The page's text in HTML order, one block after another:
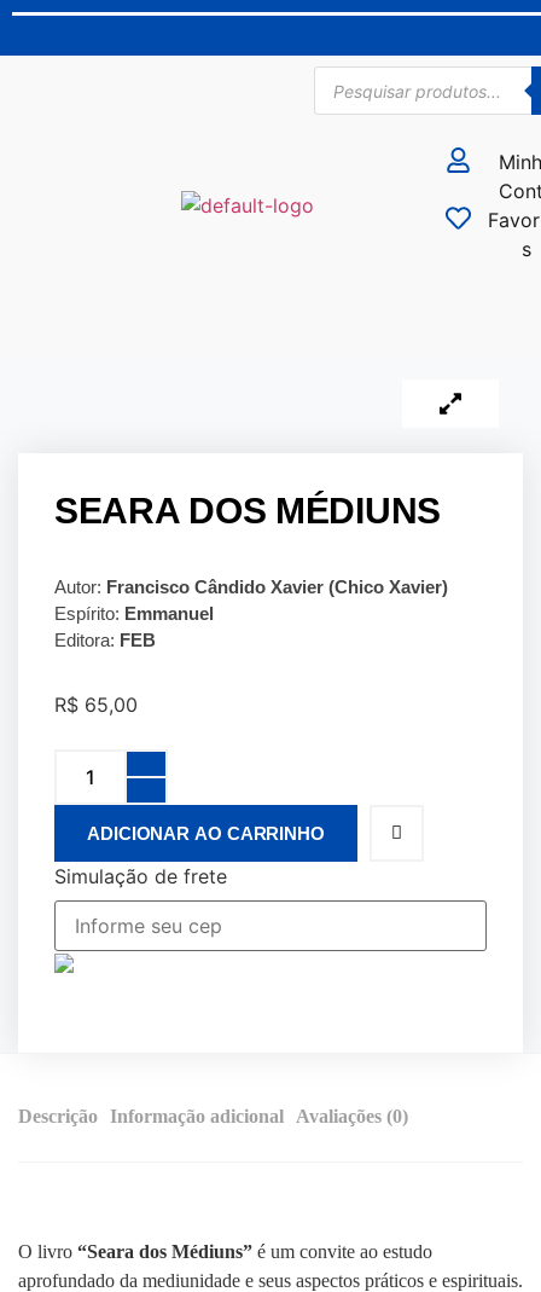
s
SEARA DOS MÉDIUNS
Autor: Francisco Cândido Xavier (Chico Xavier)
Espírito: Emmanuel
Editora: FEB
R$ 65,00
ADICIONAR AO CARRINHO
Simulação de frete
Descrição Informação adicional Avaliações (0)
O livro “Seara dos Médiuns” é um convite ao estudo
aprofundado da mediunidade e seus aspectos práticos e espirituais.